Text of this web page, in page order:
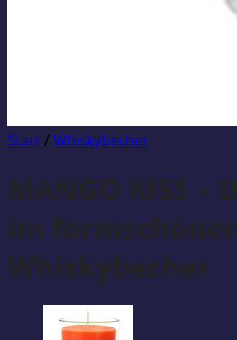
Start/Whiskybecher
MANGO KISS –
im
Whiskybecher